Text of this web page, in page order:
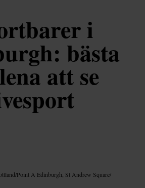
i
bästa
att se
/Point A Edinburgh, St Andrew Square/